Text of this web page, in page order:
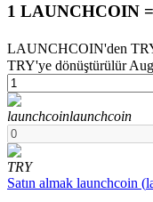
USDT Vadeli
Teminat olarak
1 LAUNCHCOIN
LAUNCHCOIN'den
TRY'ye dönüştürülür
launchcoinlaunchcoin
TRY
Satın almak launchcoin (